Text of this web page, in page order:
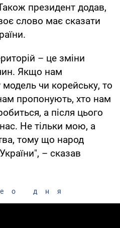
президент додав,
слово має сказати
– це зміни
Якщо нам
чи корейську, то
пропонують, хто нам
а після цього
Не тільки мою, а
тому що народ
– сказав
дня